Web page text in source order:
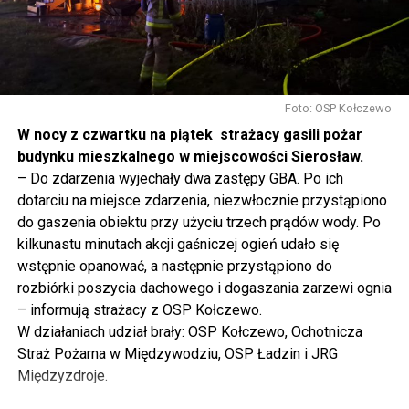
mówię, tutaj, na wyspie Wolin, na wyspie Uznam, Polska
się tutaj nie kończy, Polska się tutaj zaczyna.
Gdyby nie determinacja rządu Prawa i Sprawiedliwości,
to tunel pod Świną do dzisiaj byłby w sferze
projektowania i dyskusji. Ważny tutaj był wkład
samorządu, ale to rząd PiS podjął w tej sprawie
najważniejsze decyzje. Powstał dzięki ogromnej
determinacji rządu najpierw Pani Premier Beaty Szydło,
a następnie Pana Premiera Mateusza Morawieckiego.
Chciałbym podziękować Panu Premierowi za to jak
osobiście pilnował powstania tej inwestycji. Cieszymy
się, że turyści również korzystają z tunelu, cieszymy się,
że wśród tych 4 milionów samochodów, które
przejechały już otwartym tunelem w Świnoujściu,
przyjechało tutaj do nas tak wielu turystów z zagranicy
– powiedział Wiceprezes PiS Joachim Brudziński w
Foto: OSP Kołczewo
W nocy z czwartku na piątek strażacy gasili pożar
budynku mieszkalnego w miejscowości Sierosław.
– Do zdarzenia wyjechały dwa zastępy GBA. Po ich
dotarciu na miejsce zdarzenia, niezwłocznie przystąpiono
do gaszenia obiektu przy użyciu trzech prądów wody. Po
kilkunastu minutach akcji gaśniczej ogień udało się
wstępnie opanować, a następnie przystąpiono do
rozbiórki poszycia dachowego i dogaszania zarzewi ognia
– informują strażacy z OSP Kołczewo.
W działaniach udział brały: OSP Kołczewo, Ochotnicza
Straż Pożarna w Międzywodziu, OSP Ładzin i JRG
Międzyzdroje.